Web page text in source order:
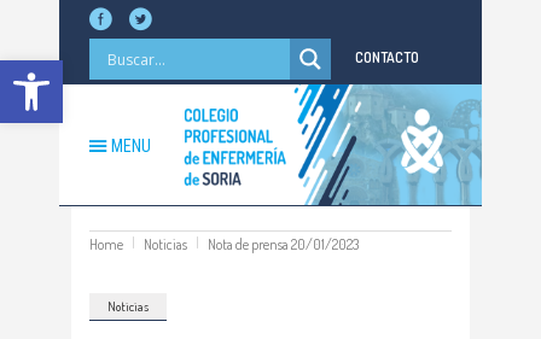
Abrir barra de herramientas CONTACTO
MENU
Home Noticias Nota de prensa 20/01/2023
Noticias